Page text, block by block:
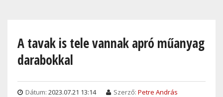
contentA tavak is tele vannak apró műanyag
darabokkal
Dátum: 2023.07.21 13:14 Szerző: Petre András